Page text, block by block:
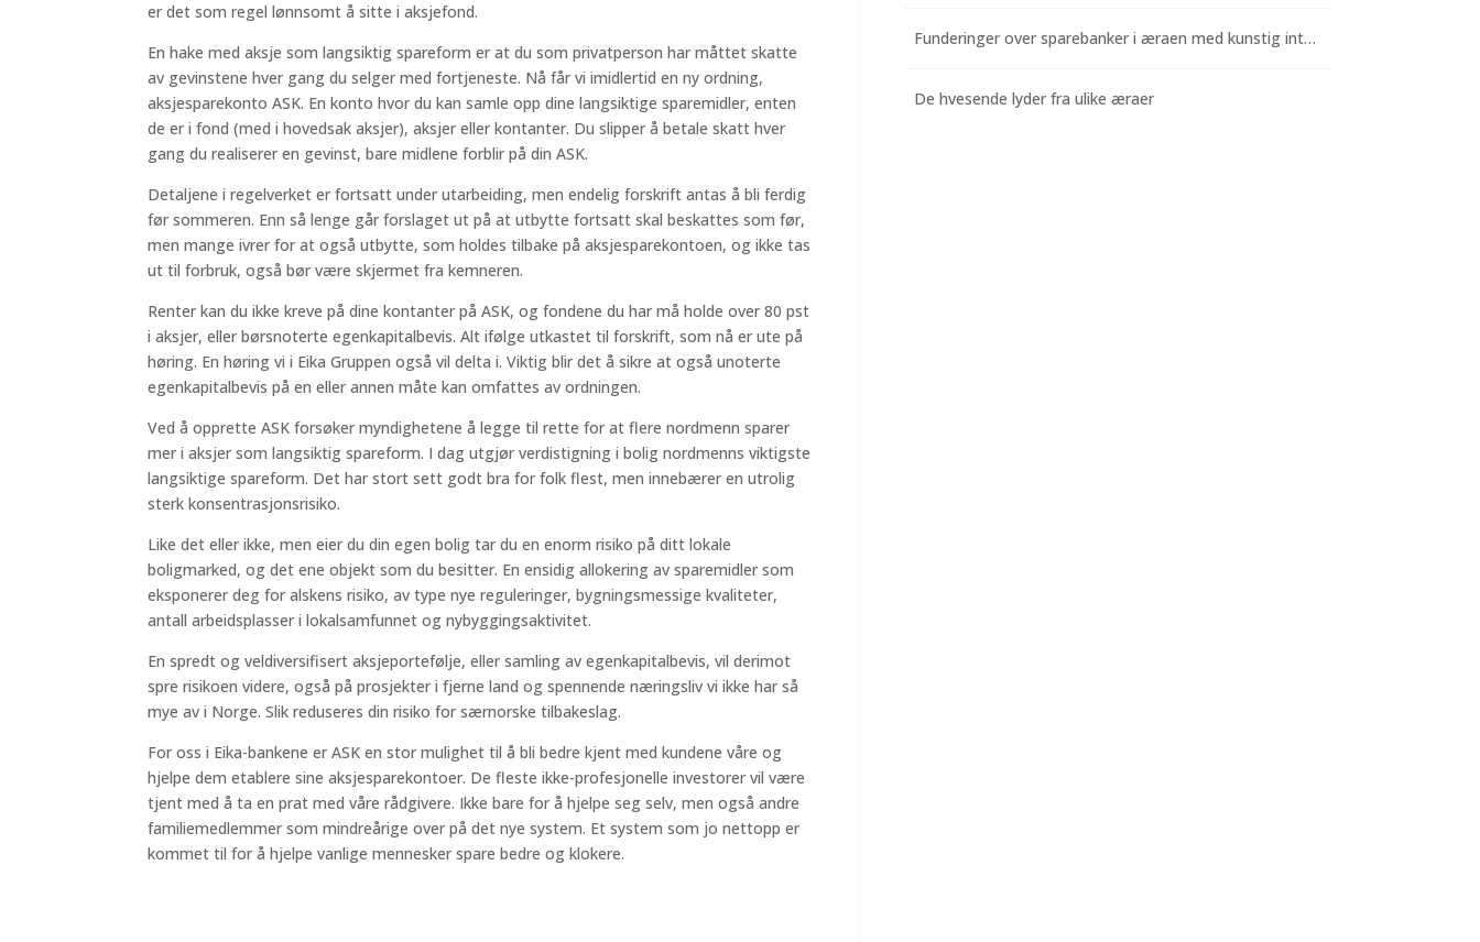
er det som regel lønnsomt å sitte i aksjefond.
En hake med aksje som langsiktig spareform er at du som privatperson har måttet skatte
av gevinstene hver gang du selger med fortjeneste. Nå får vi imidlertid en ny ordning,
aksjesparekonto ASK. En konto hvor du kan samle opp dine langsiktige sparemidler, enten
de er i fond (med i hovedsak aksjer), aksjer eller kontanter. Du slipper å betale skatt hver
gang du realiserer en gevinst, bare midlene forblir på din ASK.
Detaljene i regelverket er fortsatt under utarbeiding, men endelig forskrift antas å bli ferdig
før sommeren. Enn så lenge går forslaget ut på at utbytte fortsatt skal beskattes som før,
men mange ivrer for at også utbytte, som holdes tilbake på aksjesparekontoen, og ikke tas
ut til forbruk, også bør være skjermet fra kemneren.
Renter kan du ikke kreve på dine kontanter på ASK, og fondene du har må holde over 80 pst
i aksjer, eller børsnoterte egenkapitalbevis. Alt ifølge utkastet til forskrift, som nå er ute på
høring. En høring vi i Eika Gruppen også vil delta i. Viktig blir det å sikre at også unoterte
egenkapitalbevis på en eller annen måte kan omfattes av ordningen.
Ved å opprette ASK forsøker myndighetene å legge til rette for at flere nordmenn sparer
mer i aksjer som langsiktig spareform. I dag utgjør verdistigning i bolig nordmenns viktigste
langsiktige spareform. Det har stort sett godt bra for folk flest, men innebærer en utrolig
sterk konsentrasjonsrisiko.
Like det eller ikke, men eier du din egen bolig tar du en enorm risiko på ditt lokale
boligmarked, og det ene objekt som du besitter. En ensidig allokering av sparemidler som
eksponerer deg for alskens risiko, av type nye reguleringer, bygningsmessige kvaliteter,
antall arbeidsplasser i lokalsamfunnet og nybyggingsaktivitet.
En spredt og veldiversifisert aksjeportefølje, eller samling av egenkapitalbevis, vil derimot
spre risikoen videre, også på prosjekter i fjerne land og spennende næringsliv vi ikke har så
mye av i Norge. Slik reduseres din risiko for særnorske tilbakeslag.
For oss i Eika-bankene er ASK en stor mulighet til å bli bedre kjent med kundene våre og
hjelpe dem etablere sine aksjesparekontoer. De fleste ikke-profesjonelle investorer vil være
tjent med å ta en prat med våre rådgivere. Ikke bare for å hjelpe seg selv, men også andre
familiemedlemmer som mindreårige over på det nye system. Et system som jo nettopp er
kommet til for å hjelpe vanlige mennesker spare bedre og klokere.
Funderinger over sparebanker i æraen med kunstig intelligens
De hvesende lyder fra ulike æraer